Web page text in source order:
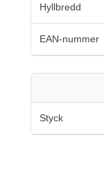
Hyllbredd
EAN-nummer
Styck